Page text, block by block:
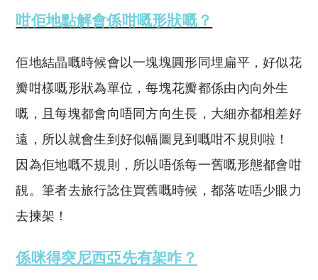
咁佢地點解會係咁嘅形狀嘅？
佢地結晶嘅時候會以一塊塊圓形同埋扁平，好似花
瓣咁樣嘅形狀為單位，每塊花瓣都係由內向外生
嘅，且每塊都會向唔同方向生長，大細亦都相差好
遠，所以就會生到好似幅圖見到嘅咁不規則啦！
因為佢地嘅不規則，所以唔係每一舊嘅形態都會咁
靚。筆者去旅行諗住買舊嘅時候，都落咗唔少眼力
去揀架！
係咪得突尼西亞先有架咋？